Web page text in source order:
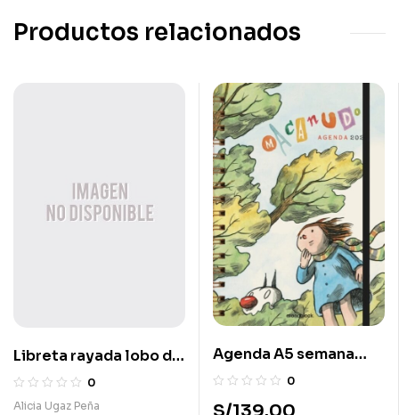
Productos relacionados
Libreta rayada lobo de
mar
0
Alicia Ugaz Peña
Agenda A5 semana
Anillada – Enriqueta y
0